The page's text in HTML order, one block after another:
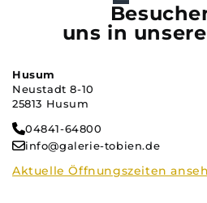
uns in
Husum
Neustadt 8-10
25813 Husum
04841-64800
info@galerie-tobien.de
Aktuelle Öffnungszeiten